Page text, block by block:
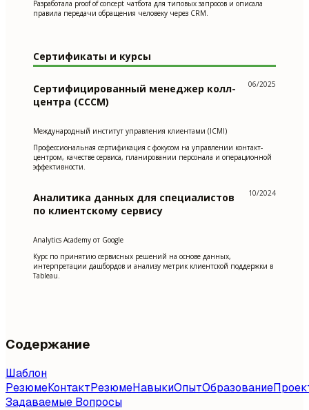
Разработала proof of concept чатбота для типовых запросов и описала
правила передачи обращения человеку через CRM.
Сертификаты и курсы
Сертифицированный менеджер колл-
центра (CCCM)
06/2025
Международный институт управления клиентами (ICMI)
Профессиональная сертификация с фокусом на управлении контакт-
центром, качестве сервиса, планировании персонала и операционной
эффективности.
Аналитика данных для специалистов
по клиентскому сервису
10/2024
Analytics Academy от Google
Курс по принятию сервисных решений на основе данных,
интерпретации дашбордов и анализу метрик клиентской поддержки в
Tableau.
Содержание
Шаблон
РезюмеКонтактРезюмеНавыкиОпытОбразование
Задаваемые Вопросы